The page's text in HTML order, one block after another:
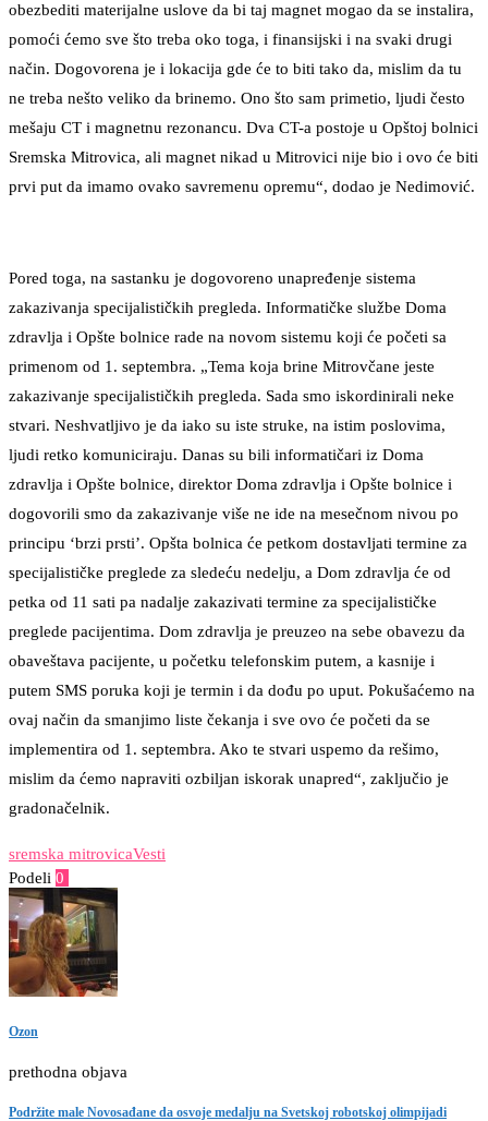
obezbediti materijalne uslove da bi taj magnet mogao da se instalira,
pomoći ćemo sve što treba oko toga, i finansijski i na svaki drugi
način. Dogovorena je i lokacija gde će to biti tako da, mislim da tu
ne treba nešto veliko da brinemo. Ono što sam primetio, ljudi često
mešaju CT i magnetnu rezonancu. Dva CT-a postoje u Opštoj bolnici
Sremska Mitrovica, ali magnet nikad u Mitrovici nije bio i ovo će biti
prvi put da imamo ovako savremenu opremu“, dodao je Nedimović.
Pored toga, na sastanku je dogovoreno unapređenje sistema
zakazivanja specijalističkih pregleda. Informatičke službe Doma
zdravlja i Opšte bolnice rade na novom sistemu koji će početi sa
primenom od 1. septembra. „Tema koja brine Mitrovčane jeste
zakazivanje specijalističkih pregleda. Sada smo iskordinirali neke
stvari. Neshvatljivo je da iako su iste struke, na istim poslovima,
ljudi retko komuniciraju. Danas su bili informatičari iz Doma
zdravlja i Opšte bolnice, direktor Doma zdravlja i Opšte bolnice i
dogovorili smo da zakazivanje više ne ide na mesečnom nivou po
principu ‘brzi prsti’. Opšta bolnica će petkom dostavljati termine za
specijalističke preglede za sledeću nedelju, a Dom zdravlja će od
petka od 11 sati pa nadalje zakazivati termine za specijalističke
preglede pacijentima. Dom zdravlja je preuzeo na sebe obavezu da
obaveštava pacijente, u početku telefonskim putem, a kasnije i
putem SMS poruka koji je termin i da dođu po uput. Pokušaćemo na
ovaj način da smanjimo liste čekanja i sve ovo će početi da se
implementira od 1. septembra. Ako te stvari uspemo da rešimo,
mislim da ćemo napraviti ozbiljan iskorak unapred“, zaključio je
gradonačelnik.
sremska mitrovicaVesti
Podeli 0
Ozon
prethodna objava
Podržite male Novosađane da osvoje medalju na Svetskoj robotskoj olimpijadi